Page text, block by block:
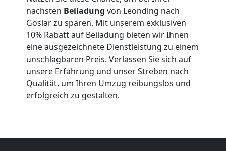
nächsten Beiladung von Leonding nach
Goslar zu sparen. Mit unserem exklusiven
10% Rabatt auf Beiladung bieten wir Ihnen
eine ausgezeichnete Dienstleistung zu einem
unschlagbaren Preis. Verlassen Sie sich auf
unsere Erfahrung und unser Streben nach
Qualität, um Ihren Umzug reibungslos und
erfolgreich zu gestalten.
Anfrage
Möbeltransport
National